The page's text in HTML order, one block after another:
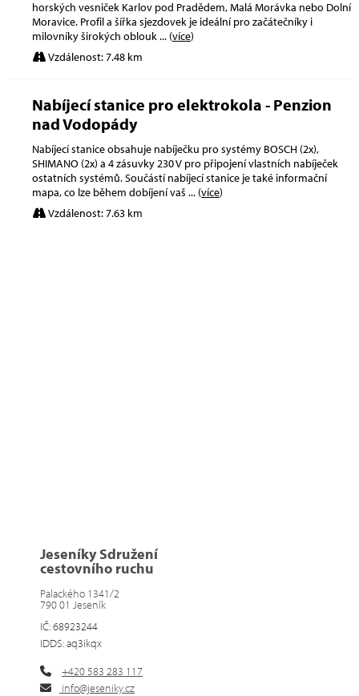
horských vesniček Karlov pod Pradědem, Malá Morávka nebo Dolní
Moravice. Profil a šířka sjezdovek je ideální pro začátečníky i
milovníky širokých oblouk... (více)
Vzdálenost: 7.48 km
Nabíjecí stanice pro elektrokola - Penzion
nad Vodopády
Nabíjecí stanice obsahuje nabíječku pro systémy BOSCH (2x),
SHIMANO (2x) a 4 zásuvky 230 V pro připojení vlastních nabíječek
ostatních systémů. Součástí nabíjecí stanice je také informační
mapa, co lze během dobíjení vaš ... (více)
Vzdálenost: 7.63 km
Jeseníky Sdružení
cestovního ruchu
Palackého 1341/2
790 01 Jeseník
IČ: 68923244
IDDS: aq3ikqx
+420 583 283 117
info@jeseniky.cz